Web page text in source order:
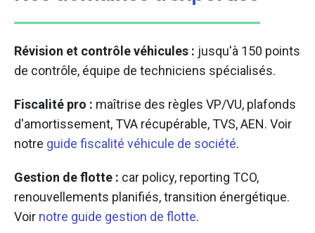
Révision et contrôle véhicules : jusqu'à 150 points
de contrôle, équipe de techniciens spécialisés.
Fiscalité pro : maîtrise des règles VP/VU, plafonds
d'amortissement, TVA récupérable, TVS, AEN. Voir
notre guide fiscalité véhicule de société.
Gestion de flotte : car policy, reporting TCO,
renouvellements planifiés, transition énergétique.
Voir notre guide gestion de flotte.